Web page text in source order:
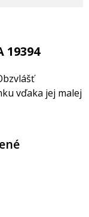
19394
vďaka jej malej